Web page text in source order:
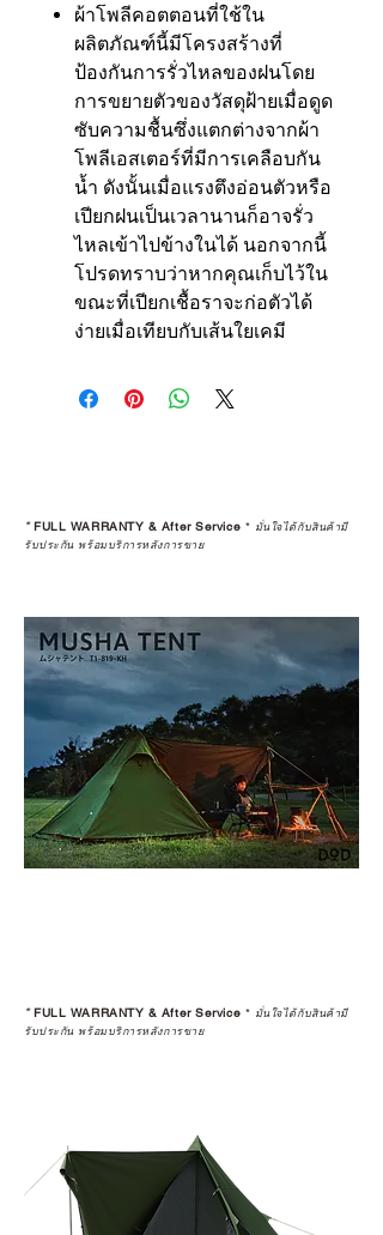
ผ้าโพลีคอตตอนที่ใช้ใน
ผลิตภัณฑ์นี้มีโครงสร้างที่
ป้องกันการรั่วไหลของฝนโดย
การขยายตัวของวัสดุฝ้ายเมื่อดูด
ซับความชื้นซึ่งแตกต่างจากผ้า
โพลีเอสเตอร์ที่มีการเคลือบกัน
น้ำ ดังนั้นเมื่อแรงตึงอ่อนตัวหรือ
เปียกฝนเป็นเวลานานก็อาจรั่ว
ไหลเข้าไปข้างในได้ นอกจากนี้
โปรดทราบว่าหากคุณเก็บไว้ใน
ขณะที่เปียกเชื้อราจะก่อตัวได้
ง่ายเมื่อเทียบกับเส้นใยเคมี
*FULL WARRANTY & After Service * มั่นใจได้กับสินค้ามี
รับประกัน พร้อมบริการหลังการขาย
*FULL WARRANTY & After Service * มั่นใจได้กับสินค้ามี
รับประกัน พร้อมบริการหลังการขาย